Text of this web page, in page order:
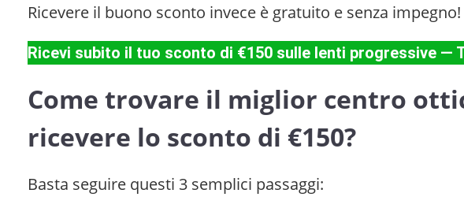
Ricevere il buono sconto invece è gratuito e senza impegno!
Ricevi subito il tuo sconto di €150 sulle lenti progressive —
Come trovare il miglior centro
ricevere lo sconto di €150?
Basta seguire questi 3 semplici passaggi: